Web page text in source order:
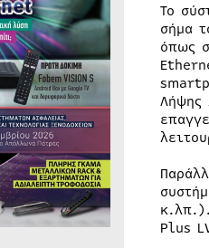
Το
σήμα
όπως
Λήψης
κ.λπ.).
Plus